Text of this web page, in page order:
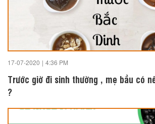
17-07-2020 | 4:36 PM
Trước giờ đi sinh thường , mẹ bầu có
?